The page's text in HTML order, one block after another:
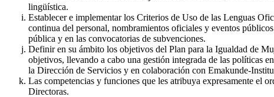
lingüística.
Establecer e implementar los Criterios de Uso de las Lenguas
continua del personal, nombramientos oficiales y eventos
pública y en las convocatorias de subvenciones.
Definir en su ámbito los objetivos del Plan para la Igualdad de
objetivos, llevando a cabo una gestión integrada de las políticas
la Dirección de Servicios y en colaboración con Emakunde-
Las competencias y funciones que les atribuya expresamente el
Directoras.